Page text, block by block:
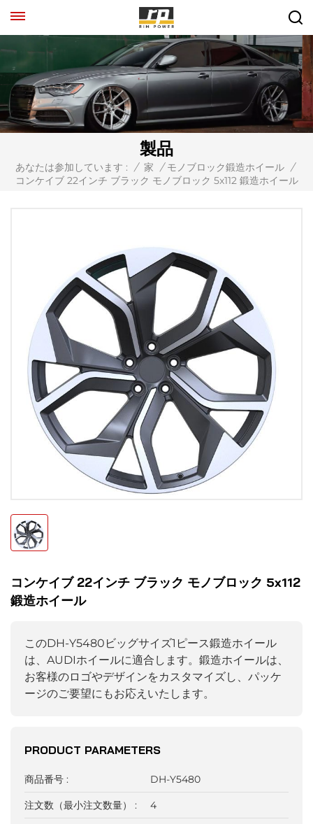
製品
あなたは参加しています : / 家 / モノブロック鍛造ホイール /
コンケイブ 22インチ ブラック モノブロック 5x112 鍛造ホイール
コンケイブ 22インチ ブラック モノブロック 5x112
鍛造ホイール
このDH-Y5480ビッグサイズ1ピース鍛造ホイール
は、AUDIホイールに適合します。鍛造ホイールは、
お客様のロゴやデザインをカスタマイズし、パッケ
ージのご要望にもお応えいたします。
PRODUCT PARAMETERS
商品番号 : DH-Y5480
注文数（最小注文数量） : 4